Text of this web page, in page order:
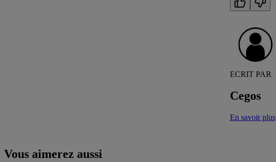
ECRIT PAR
Cegos
En savoir plus
Vous aimerez aussi